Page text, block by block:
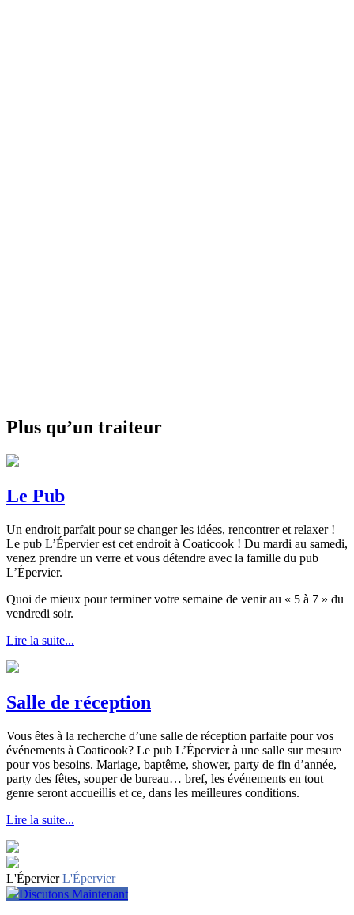
Plus qu’un traiteur
Le Pub
Un endroit parfait pour se changer les idées, rencontrer et relaxer !
Le pub L’Épervier est cet endroit à Coaticook ! Du mardi au samedi,
venez prendre un verre et vous détendre avec la famille du pub
L’Épervier.
Quoi de mieux pour terminer votre semaine de venir au « 5 à 7 » du
vendredi soir.
Lire la suite...
Salle de réception
Vous êtes à la recherche d’une salle de réception parfaite pour vos
événements à Coaticook? Le pub L’Épervier à une salle sur mesure
pour vos besoins. Mariage, baptême, shower, party de fin d’année,
party des fêtes, souper de bureau… bref, les événements en tout
genre seront accueillis et ce, dans les meilleures conditions.
Lire la suite...
L'Épervier L'Épervier
Discutons Maintenant